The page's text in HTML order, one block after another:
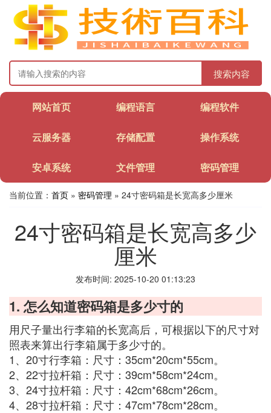
搜索内容
网站首页 编程语言 编程软件
云服务器 存储配置 操作系统
安卓系统 文件管理 密码管理
当前位置： 首页 » 密码管理 » 24寸密码箱是长宽高多少厘米
24寸密码箱是长宽高多少
厘米
发布时间: 2025-10-20 01:13:23
1. 怎么知道密码箱是多少寸的
用尺子量出行李箱的长宽高后，可根据以下的尺寸对
照表来算出行李箱属于多少寸的。
1、20寸行李箱：尺寸：35cm*20cm*55cm。
2、22寸拉杆箱：尺寸：39cm*58cm*24cm。
3、24寸拉杆箱：尺寸：42cm*68cm*26cm。
4、28寸拉杆箱：尺寸：47cm*78cm*28cm。